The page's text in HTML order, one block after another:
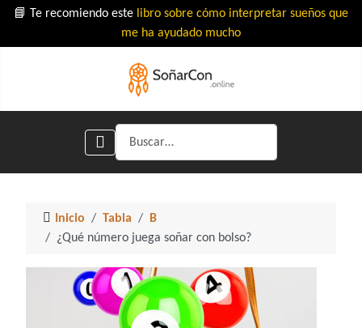
📘 Te recomiendo este libro sobre cómo interpretar sueños que
me ha ayudado mucho
Buscar
Inicio Tabla
B
¿Qué número juega soñar con bolso?